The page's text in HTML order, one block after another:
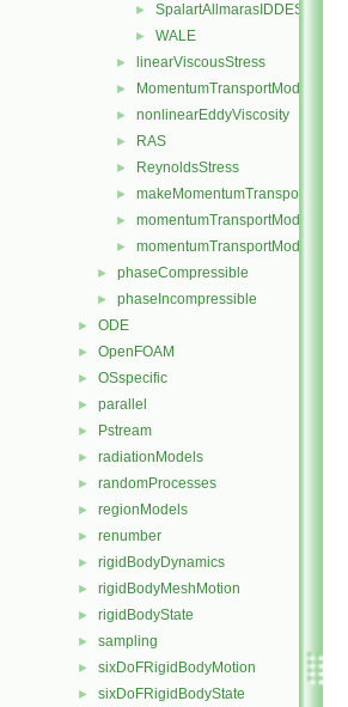
► SpalartAllmarasIDDES
► WALE
► linearViscousStress
► MomentumTransportModel
► nonlinearEddyViscosity
► RAS
► ReynoldsStress
►
► momentumTransportModel.C
► momentumTransportModel.H
► phaseCompressible
► phaseIncompressible
► ODE
► OpenFOAM
► OSspecific
► parallel
► Pstream
► radiationModels
► randomProcesses
► regionModels
► renumber
► rigidBodyDynamics
► rigidBodyMeshMotion
► rigidBodyState
► sampling
► sixDoFRigidBodyMotion
► sixDoFRigidBodyState